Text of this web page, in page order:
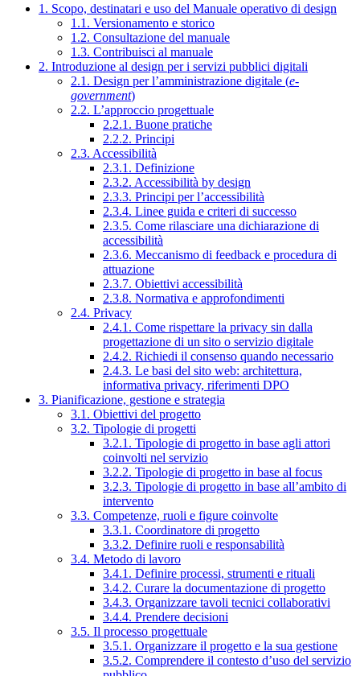
1. Scopo, destinatari e uso del Manuale operativo di design
1.1. Versionamento e storico
1.2. Consultazione del manuale
1.3. Contribuisci al manuale
2. Introduzione al design per i servizi pubblici digitali
2.1. Design per l’amministrazione digitale (e-
government)
2.2. L’approccio progettuale
2.2.1. Buone pratiche
2.2.2. Principi
2.3. Accessibilità
2.3.1. Definizione
2.3.2. Accessibilità by design
2.3.3. Principi per l’accessibilità
2.3.4. Linee guida e criteri di successo
2.3.5. Come rilasciare una dichiarazione di
accessibilità
2.3.6. Meccanismo di feedback e procedura di
attuazione
2.3.7. Obiettivi accessibilità
2.3.8. Normativa e approfondimenti
2.4. Privacy
2.4.1. Come rispettare la privacy sin dalla
progettazione di un sito o servizio digitale
2.4.2. Richiedi il consenso quando necessario
2.4.3. Le basi del sito web: architettura,
informativa privacy, riferimenti DPO
3. Pianificazione, gestione e strategia
3.1. Obiettivi del progetto
3.2. Tipologie di progetti
3.2.1. Tipologie di progetto in base agli attori
coinvolti nel servizio
3.2.2. Tipologie di progetto in base al focus
3.2.3. Tipologie di progetto in base all’ambito di
intervento
3.3. Competenze, ruoli e figure coinvolte
3.3.1. Coordinatore di progetto
3.3.2. Definire ruoli e responsabilità
3.4. Metodo di lavoro
3.4.1. Definire processi, strumenti e rituali
3.4.2. Curare la documentazione di progetto
3.4.3. Organizzare tavoli tecnici collaborativi
3.4.4. Prendere decisioni
3.5. Il processo progettuale
3.5.1. Organizzare il progetto e la sua gestione
3.5.2. Comprendere il contesto d’uso del servizio